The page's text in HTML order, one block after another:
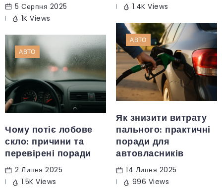
5 Серпня 2025
1K Views
1.4K Views
АВТО
Як знизити витрату
пального: практичні
поради для
автовласників
14 Липня 2025
996 Views
АВТО
Чому потіє лобове
скло: причини та
перевірені поради
2 Липня 2025
1.5K Views